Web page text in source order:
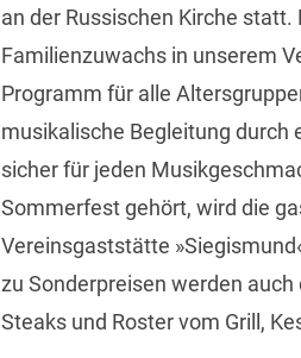
an der Russischen Kirche
Familienzuwachs in unserem
Programm für alle
musikalische Begleitung durch
sicher für jeden
Sommerfest gehört, wird die
Vereinsgaststätte
zu Sonderpreisen werden
Steaks und Roster vom Grill,